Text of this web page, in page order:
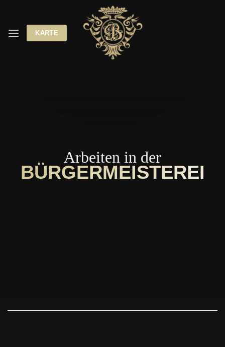
springen
KARTE
Arbeiten in der
BÜRGERMEISTEREI